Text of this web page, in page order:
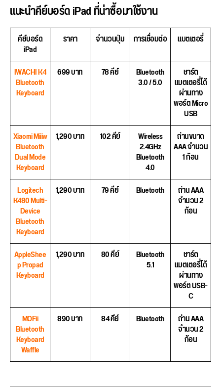
แนะนำคีย์บอร์ด iPad ที่น่าซื้อมาใช้งาน
คีย์บอร์ด
iPad
ราคา จำนวนปุ่ม การเชื่อมต่อ แบตเตอรี่
IWACHI K4
Bluetooth
Keyboard
699 บาท 78 คีย์ Bluetooth
3.0 / 5.0
ชาร์ต
แบตเตอรี่ได้
ผ่านทาง
พอร์ต Micro
USB
Xiaomi Miiiw
Bluetooth
Dual Mode
Keyboard
1,290 บาท 102 คีย์ Wireless
2.4GHz
Bluetooth
4.0
ถ่านขนาด
AAA จำนวน
1 ก้อน
Logitech
K480 Multi-
Device
Bluetooth
Keyboard
1,290 บาท 79 คีย์ Bluetooth ถ่าน AAA
จำนวน 2
ก้อน
AppleShee
p Propad
Keyboard
1,290 บาท 80 คีย์ Bluetooth
5.1
ชาร์ต
แบตเตอรี่ได้
ผ่านทาง
พอร์ต USB-
C
MOFii
Bluetooth
Keyboard
Waffle
890 บาท 84 คีย์ Bluetooth ถ่าน AAA
จำนวน 2
ก้อน